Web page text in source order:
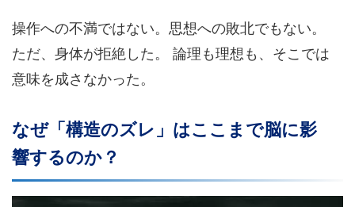
操作への不満ではない。思想への敗北でもない。
ただ、身体が拒絶した。 論理も理想も、そこでは
意味を成さなかった。
なぜ「構造のズレ」はここまで脳に影
響するのか？